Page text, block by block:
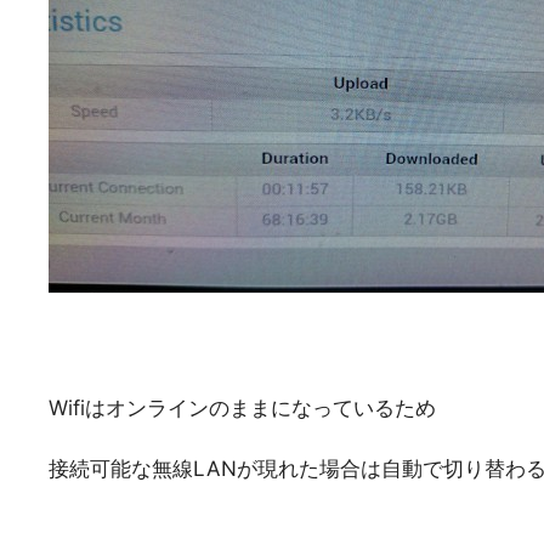
Wifiはオンラインのままになっているため
接続可能な無線LANが現れた場合は自動で切り替わ